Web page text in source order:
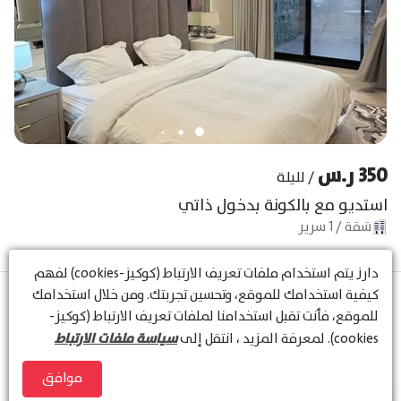
350 ر.س /لليلة
استديو مع بالكونة بدخول ذاتي
شقة/
1سرير
1
دارز
يتم استخدام ملفات تعريف الارتباط (كوكيز-cookies) لفهم
كيفية استخدامك للموقع، وتحسين تجربتك. ومن خلال استخدامك
للموقع، فأنت تقبل استخدامنا لملفات تعريف الارتباط (كوكيز-
cookies). لمعرفة المزيد ، انتقل إلى
سياسة ملفات الارتباط
موافق